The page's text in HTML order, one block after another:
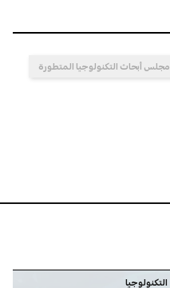
مجلس أبحاث التكنولوجيا المتطورة
التكنولوجيا